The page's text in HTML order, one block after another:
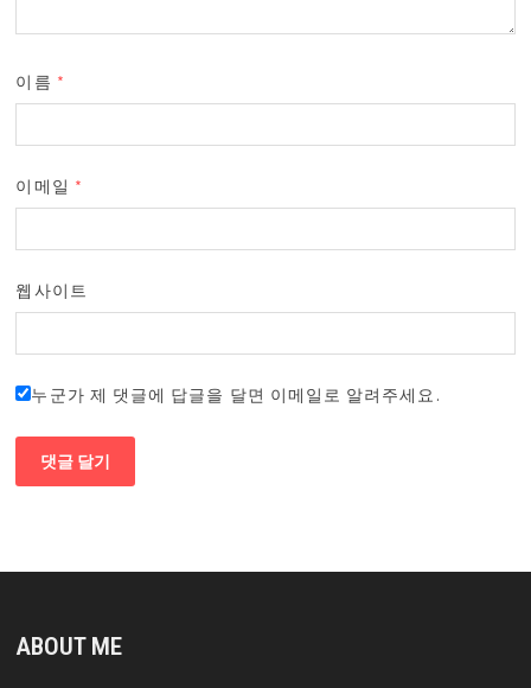
이름 *
이메일 *
웹사이트
누군가 제 댓글에 답글을 달면 이메일로 알려주세요.
ABOUT ME